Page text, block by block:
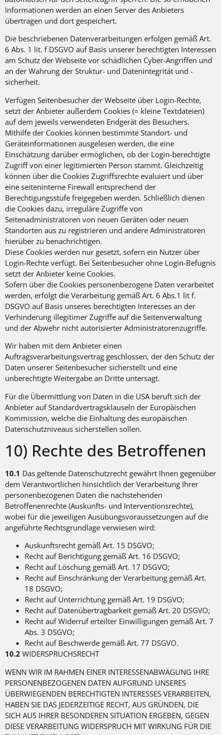
Informationen werden an einen Server des Anbieters
übertragen und dort gespeichert.
Die beschriebenen Datenverarbeitungen erfolgen gemäß Art.
6 Abs. 1 lit. f DSGVO auf Basis unserer berechtigten Interessen
am Schutz der Webseite vor schädlichen Cyber-Angriffen und
an der Wahrung der Struktur- und Datenintegrität und -
sicherheit.
Verfügen Seitenbesucher der Webseite über Login-Rechte,
setzt der Anbieter außerdem Cookies (= kleine Textdateien)
auf dem jeweils verwendeten Endgerät des Besuchers.
Mithilfe der Cookies können bestimmte Standort- und
Geräteinformationen ausgelesen werden, die eine
Einschätzung darüber ermöglichen, ob der Login-berechtigte
Zugriff von einer legitimierten Person stammt. Gleichzeitig
können über die Cookies Zugriffsrechte evaluiert und über
eine seiteninterne Firewall entsprechend der
Berechtigungsstufe freigegeben werden. Schließlich dienen
die Cookies dazu, irreguläre Zugriffe von
Seitenadministratoren von neuen Geräten oder neuen
Standorten aus zu registrieren und andere Administratoren
hierüber zu benachrichtigen.
Diese Cookies werden nur gesetzt, sofern ein Nutzer über
Login-Rechte verfügt. Bei Seitenbesucher ohne Login-Befugnis
setzt der Anbieter keine Cookies.
Sofern über die Cookies personenbezogene Daten verarbeitet
werden, erfolgt die Verarbeitung gemäß Art. 6 Abs.1 lit f.
DSGVO auf Basis unseres berechtigten Interesses an der
Verhinderung illegitimer Zugriffe auf die Seitenverwaltung
und der Abwehr nicht autorisierter Administratorenzugriffe.
Wir haben mit dem Anbieter einen
Auftragsverarbeitungsvertrag geschlossen, der den Schutz der
Daten unserer Seitenbesucher sicherstellt und eine
unberechtigte Weitergabe an Dritte untersagt.
Für die Übermittlung von Daten in die USA beruft sich der
Anbieter auf Standardvertragsklauseln der Europäischen
Kommission, welche die Einhaltung des europäischen
Datenschutzniveaus sicherstellen sollen.
10) Rechte des Betroffenen
10.1 Das geltende Datenschutzrecht gewährt Ihnen gegenüber
dem Verantwortlichen hinsichtlich der Verarbeitung Ihrer
personenbezogenen Daten die nachstehenden
Betroffenenrechte (Auskunfts- und Interventionsrechte),
wobei für die jeweiligen Ausübungsvoraussetzungen auf die
angeführte Rechtsgrundlage verwiesen wird:
Auskunftsrecht gemäß Art. 15 DSGVO;
Recht auf Berichtigung gemäß Art. 16 DSGVO;
Recht auf Löschung gemäß Art. 17 DSGVO;
Recht auf Einschränkung der Verarbeitung gemäß Art.
18 DSGVO;
Recht auf Unterrichtung gemäß Art. 19 DSGVO;
Recht auf Datenübertragbarkeit gemäß Art. 20 DSGVO;
Recht auf Widerruf erteilter Einwilligungen gemäß Art. 7
Abs. 3 DSGVO;
Recht auf Beschwerde gemäß Art. 77 DSGVO.
10.2 WIDERSPRUCHSRECHT
WENN WIR IM RAHMEN EINER INTERESSENABWÄGUNG IHRE
PERSONENBEZOGENEN DATEN AUFGRUND UNSERES
ÜBERWIEGENDEN BERECHTIGTEN INTERESSES VERARBEITEN,
HABEN SIE DAS JEDERZEITIGE RECHT, AUS GRÜNDEN, DIE
SICH AUS IHRER BESONDEREN SITUATION ERGEBEN, GEGEN
DIESE VERARBEITUNG WIDERSPRUCH MIT WIRKUNG FÜR DIE